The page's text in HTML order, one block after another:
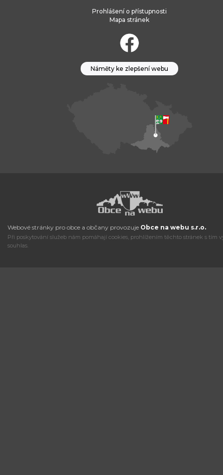
Prohlášení o přístupnosti
Mapa stránek
Náměty ke zlepšení webu
Webové stránky pro obce a občany provozuje Obce na webu s.r.o.
Při poskytování služeb nám pomáhají cookies, prohlížením těchto stránek s tím
souhlas.